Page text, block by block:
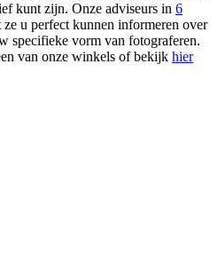
kunt zijn. Onze adviseurs in 6
u perfect kunnen informeren over
specifieke vorm van fotograferen.
van onze winkels of bekijk hier